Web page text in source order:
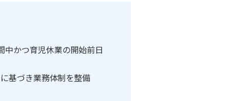
かつ育児休業の開始前日
基づき業務体制を整備